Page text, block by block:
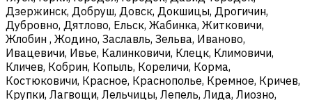
Дзержинск, Добруш, Довск, Докшицы, Дрогичин,
Дубровно, Дятлово, Ельск, Жабинка, Житковичи,
Жлобин , Жодино, Заславль, Зельва, Иваново,
Ивацевичи, Ивье, Калинковичи, Клецк, Климовичи,
Кличев, Кобрин, Копыль, Кореличи, Корма,
Костюковичи, Красное, Краснополье, Кремное, Кричев,
Крупки, Лагвощи, Лельчицы, Лепель, Лида, Лиозно,